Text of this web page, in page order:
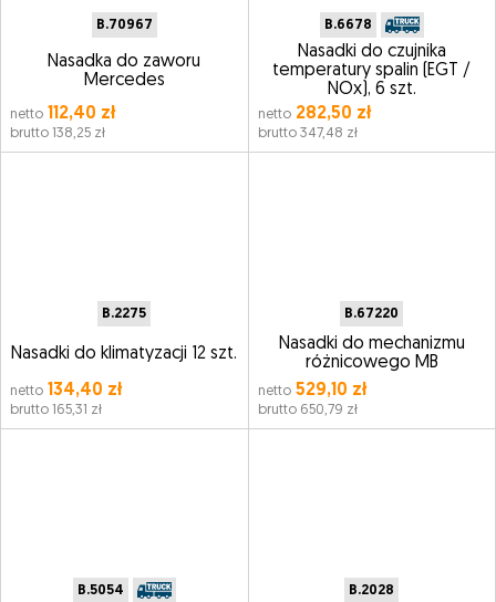
B.70967
Nasadka do zaworu
Mercedes
netto 112,40 zł
brutto 138,25 zł
B.6678
Nasadki do czujnika
temperatury spalin (EGT /
NOx), 6 szt.
netto282,50 zł
brutto 347,48 zł
B.2275
Nasadki do klimatyzacji 12 szt.
netto 134,40 zł
brutto 165,31 zł
B.67220
Nasadki do mechanizmu
różnicowego MB
netto529,10 zł
brutto 650,79 zł
B.5054 B.2028